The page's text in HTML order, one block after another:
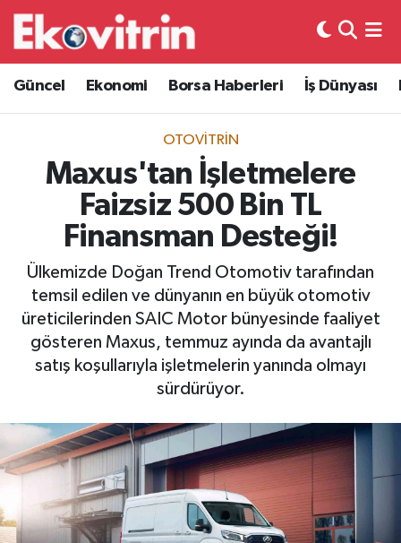
Güncel Ekonomi Borsa Haberleri İş Dünyası
OTOVITRIN
Maxus'tan İşletmelere
Faizsiz 500 Bin TL
Finansman Desteği!
Ülkemizde Doğan Trend Otomotiv tarafından
temsil edilen ve dünyanın en büyük otomotiv
üreticilerinden SAIC Motor bünyesinde faaliyet
gösteren Maxus, temmuz ayında da avantajlı
satış koşullarıyla işletmelerin yanında olmayı
sürdürüyor.
Güncel
Ekonomi
Borsa Haberleri
İş Dünyası
Lojistik
Otovitrin
Asayiş
Gayrimenkul
Spor
Eğitim
Hava Durumu
Trafik Durumu
Süper Lig Puan Durumu ve Fikstür
Tüm Manşetler
Son Dakika Haberleri
Haber Arşivi